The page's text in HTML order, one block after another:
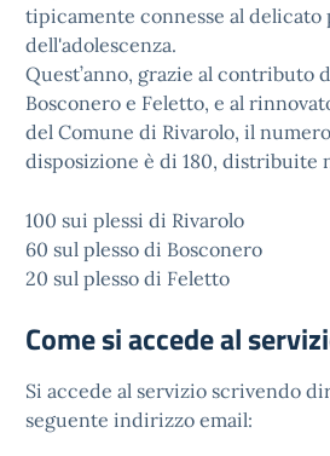
tipicamente connesse al delicato
dell'adolescenza.
Quest’anno, grazie al contributo
Bosconero e Feletto, e al
del Comune di Rivarolo, il
disposizione è di 180, distribuite
100 sui plessi di Rivarolo
60 sul plesso di Bosconero
20 sul plesso di Feletto
Come si accede al
Si accede al servizio scrivendo
seguente indirizzo email: